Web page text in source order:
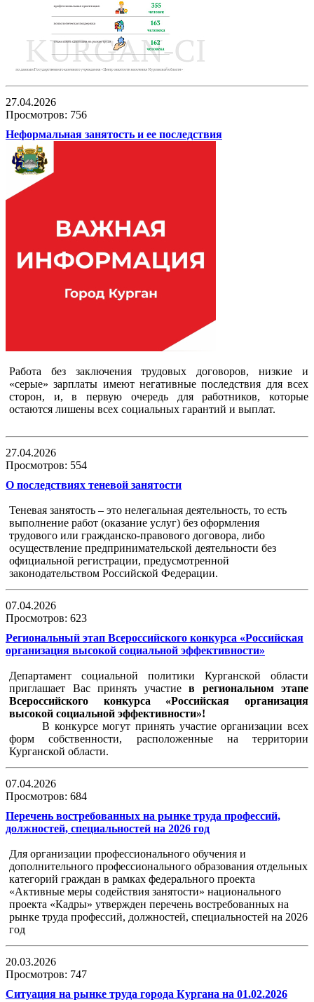
27.04.2026
Просмотров: 756
Неформальная занятость и ее последствия
Работа без заключения трудовых договоров, низкие и
«серые» зарплаты имеют негативные последствия для всех
сторон, и, в первую очередь для работников, которые
остаются лишены всех социальных гарантий и выплат.
27.04.2026
Просмотров: 554
О последствиях теневой занятости
Теневая занятость – это нелегальная деятельность, то есть
выполнение работ (оказание услуг) без оформления
трудового или гражданско-правового договора, либо
осуществление предпринимательской деятельности без
официальной регистрации, предусмотренной
законодательством Российской Федерации.
07.04.2026
Просмотров: 623
Региональный этап Всероссийского конкурса «Российская
организация высокой социальной эффективности»
Департамент социальной политики Курганской области
приглашает Вас принять участие в региональном этапе
Всероссийского конкурса «Российская организация
высокой социальной эффективности»!
В конкурсе могут принять участие организации всех
форм собственности, расположенные на территории
Курганской области.
07.04.2026
Просмотров: 684
Перечень востребованных на рынке труда профессий,
должностей, специальностей на 2026 год
Для организации профессионального обучения и
дополнительного профессионального образования отдельных
категорий граждан в рамках федерального проекта
«Активные меры содействия занятости» национального
проекта «Кадры» утвержден перечень востребованных на
рынке труда профессий, должностей, специальностей на 2026
год
20.03.2026
Просмотров: 747
Ситуация на рынке труда города Кургана на 01.02.2026